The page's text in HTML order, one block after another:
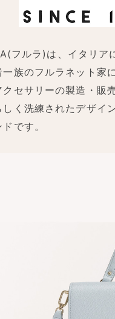
フルラ)は、イタリア
一族のフルラネット家
セサリーの製造・販
しく洗練されたデザイ
です。